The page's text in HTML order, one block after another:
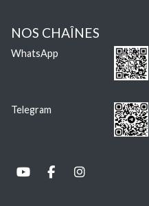
NOS CHAÎNES
WhatsApp
Telegram